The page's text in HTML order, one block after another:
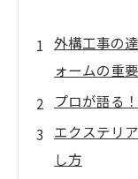
外構工事の
ォームの重
プロが語る
エクステリ
し方